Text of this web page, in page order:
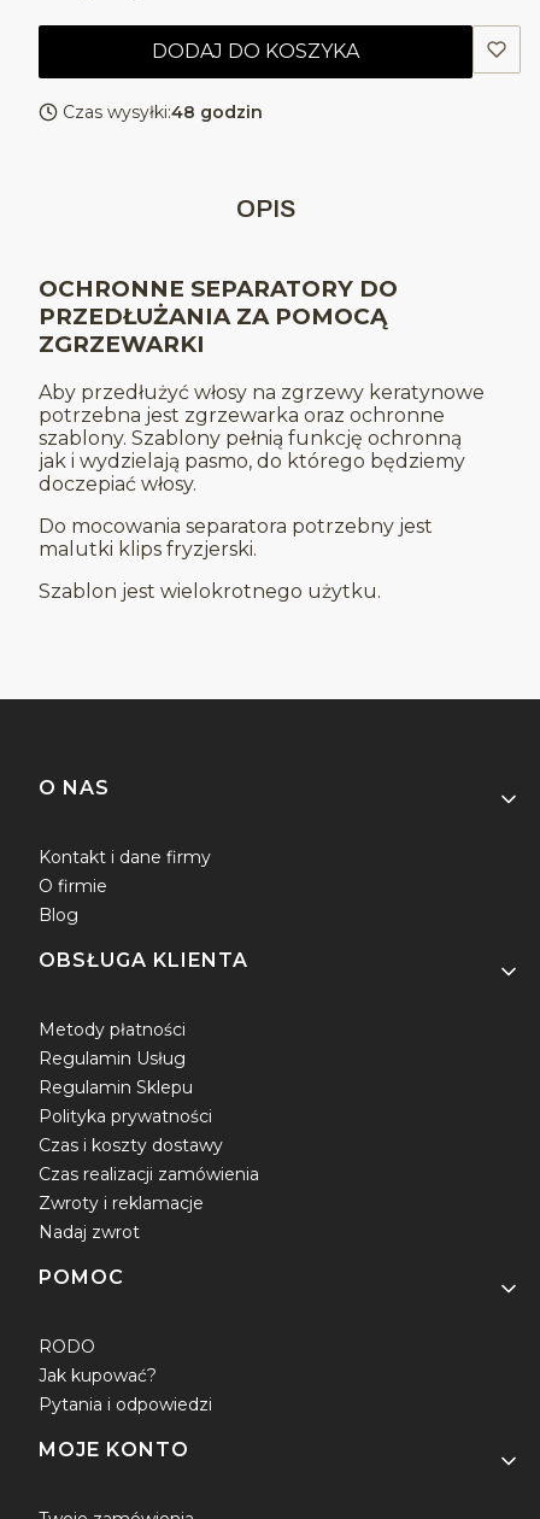
DODAJ DO KOSZYKA
Czas wysyłki:48 godzin
OPIS
OCHRONNE SEPARATORY DO
PRZEDŁUŻANIA ZA POMOCĄ
ZGRZEWARKI
Aby przedłużyć włosy na zgrzewy keratynowe
potrzebna jest zgrzewarka oraz ochronne
szablony. Szablony pełnią funkcję ochronną
jak i wydzielają pasmo, do którego będziemy
doczepiać włosy.
Do mocowania separatora potrzebny jest
malutki klips fryzjerski.
Szablon jest wielokrotnego użytku.
Linki w stopce
O NAS
Kontakt i dane firmy
O firmie
Blog
OBSŁUGA KLIENTA
Metody płatności
Regulamin Usług
Regulamin Sklepu
Polityka prywatności
Czas i koszty dostawy
Czas realizacji zamówienia
Zwroty i reklamacje
Nadaj zwrot
POMOC
RODO
Jak kupować?
Pytania i odpowiedzi
MOJE KONTO